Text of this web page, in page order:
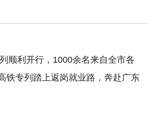
顺利开行，1000余名来自全市各
铁专列踏上返岗就业路，奔赴广东